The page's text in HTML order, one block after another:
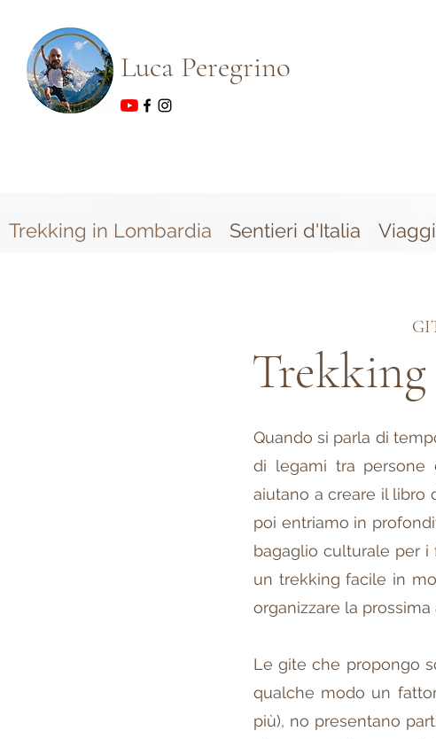
Luca Peregrino
Trekking in Lombardia Sentieri d'Italia
Quando si parla di
di legami tra persone
aiutano a creare il libro
poi entriamo in
bagaglio culturale per i
un trekking facile in
organizzare la
Le gite che propongo
qualche modo un
più), no presentano